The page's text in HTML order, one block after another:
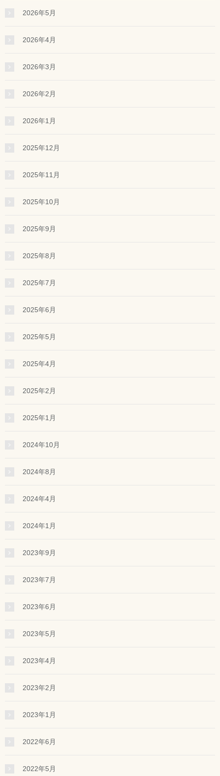
2026年5月
2026年4月
2026年3月
2026年2月
2026年1月
2025年12月
2025年11月
2025年10月
2025年9月
2025年8月
2025年7月
2025年6月
2025年5月
2025年4月
2025年2月
2025年1月
2024年10月
2024年8月
2024年4月
2024年1月
2023年9月
2023年7月
2023年6月
2023年5月
2023年4月
2023年2月
2023年1月
2022年6月
2022年5月